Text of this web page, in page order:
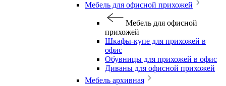
Мебель для офисной прихожей
Мебель для офисной
прихожей
Шкафы-купе для прихожей в
офис
Обувницы для прихожей в офис
Диваны для офисной прихожей
Мебель архивная